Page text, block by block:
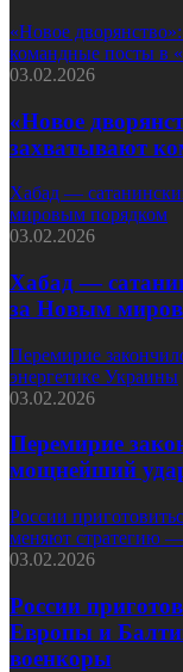
«Новое
командные посты в
03.02.2026
«Новое
захватывают
Хабад —
мировым порядком
03.02.2026
Хабад —
за Новым
Перемирие
энергетике Украины
03.02.2026
Перемирие
мощнейший
России
меняют стратегию
03.02.2026
России
Европы и
военкоры